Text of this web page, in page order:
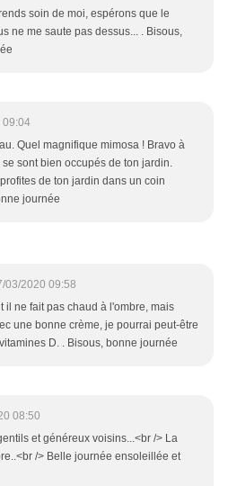
soin de moi, espérons que le
ne me saute pas dessus... . Bisous,
09:04
Quel magnifique mimosa ! Bravo à
sont bien occupés de ton jardin.
de ton jardin dans un coin
journée
03/2020 09:58
il ne fait pas chaud à l'ombre, mais
une bonne crème, je pourrai peut-être
D. . Bisous, bonne journée
08:50
et généreux voisins...<br /> La
/> Belle journée ensoleillée et